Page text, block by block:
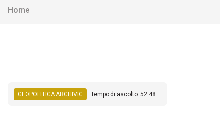
Home
GEOPOLITICA ARCHIVIO Tempo di ascolto: 52:48